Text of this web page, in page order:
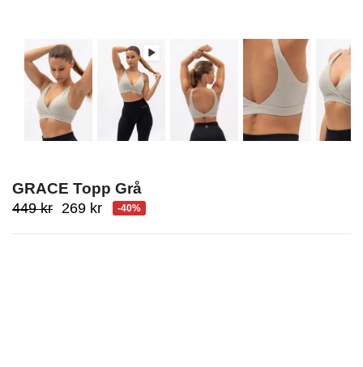
GRACE Topp Grå
449kr Ursprungligt
269 krNuvarande
-40%